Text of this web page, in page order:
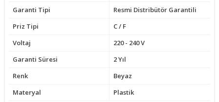
Garanti Tipi
Resmi Distribütör Garantili
Priz Tipi
C / F
Voltaj
220 - 240 V
Garanti Süresi
2 Yıl
Renk
Beyaz
Materyal
Plastik